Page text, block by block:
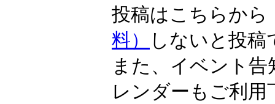
投稿はこちらか
料）
しないと投
また、イベント
レンダーもご利